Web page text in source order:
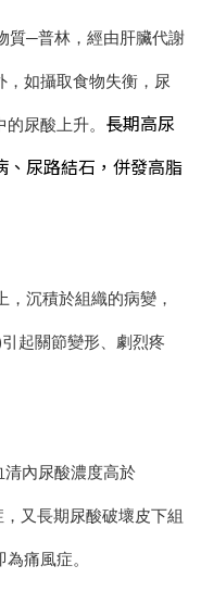
─普林，經由肝臟代謝
如攝取食物失衡，尿
尿酸上升。 長期高尿
、尿路結石，併發高脂
沉積於組織的病變，
起關節變形、劇烈疼
內尿酸濃度高於
又長期尿酸破壞皮下組
痛風症。